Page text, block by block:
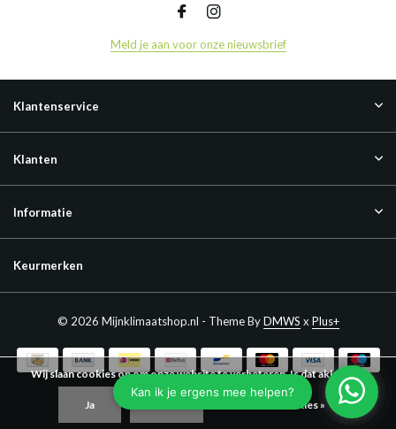
Meld je aan voor onze nieuwsbrief
Klantenservice
Klanten
Informatie
Keurmerken
© 2026 Mijnklimaatshop.nl - Theme ByDMWS x Plus+
Wij slaan cookies op om onze website te verbeteren. Is dat akkoord?
Ja Meer over cookies »